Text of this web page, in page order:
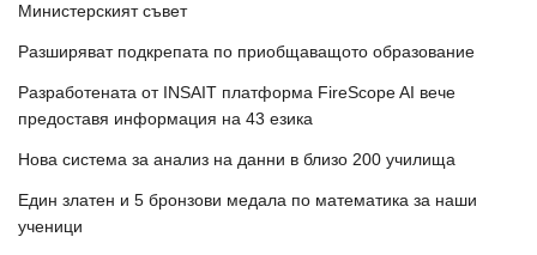
Министерският съвет
Разширяват подкрепата по приобщаващото образование
Разработената от INSAIT платформа FireScope AI вече
предоставя информация на 43 езика
Нова система за анализ на данни в близо 200 училища
Един златен и 5 бронзови медала по математика за наши
ученици